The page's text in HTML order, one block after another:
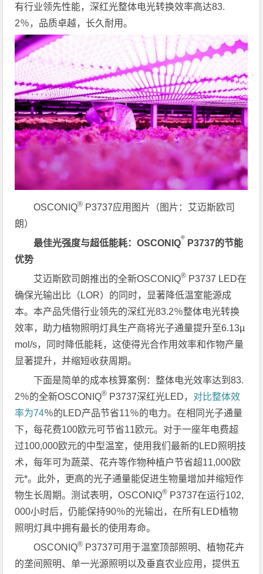
有行业领先性能，深红光整体电光转换效率高达83.
2％，品质卓越，长久耐用。
OSCONIQ® P3737应用图片（图片：艾迈斯欧司
朗）
最佳光强度与超低能耗：OSCONIQ
®
P3737的节能
优势
艾迈斯欧司朗推出的全新OSCONIQ® P3737 LED在
确保光输出比（LOR）的同时，显著降低温室能源成
本。本产品凭借行业领先的深红光83.2％整体电光转换
效率，助力植物照明灯具生产商将光子通量提升至6.13µ
mol/s，同时降低能耗，这使得光合作用效率和作物产量
显著提升，并缩短收获周期。
下面是简单的成本核算案例：整体电光效率达到83.
2％的全新OSCONIQ® P3737深红光LED， 对比整体效
率为74％的LED产品节省11％的电力。在相同光子通量
下，每花费100欧元可节省11欧元。对于一座年电费超
过100,000欧元的中型温室，使用我们最新的LED照明技
术，每年可为蔬菜、花卉等作物种植户节省超11,000欧
元*。此外，更高的光子通量能促进生物量增加并缩短作
物生长周期。测试表明，OSCONIQ® P3737在运行102,
000小时后，仍能保持90％的光输出，在所有LED植物
照明灯具中拥有最长的使用寿命。
OSCONIQ® P3737可用于温室顶部照明、植物花卉
的垄间照明、单一光源照明以及垂直农业应用，提供五